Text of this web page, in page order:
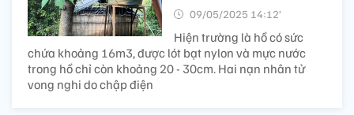
09/05/2025 14:12’
Hiện trường là hồ có sức
chứa khoảng 16m3, được lót bạt nylon và mực nước
trong hồ chỉ còn khoảng 20 - 30cm. Hai nạn nhân tử
vong nghi do chập điện